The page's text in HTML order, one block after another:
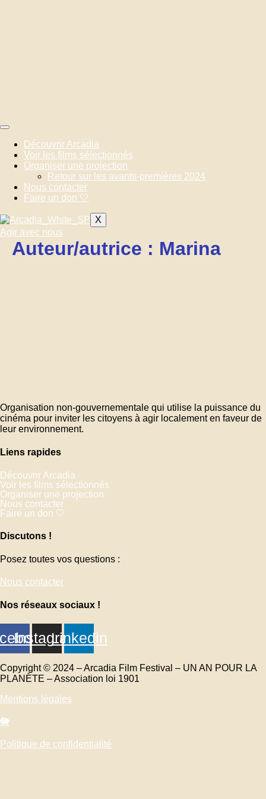
Découvrir Arcadia
Voir les films sélectionnés
Organiser une projection
Retour sur les avants-premières 2024
Nous contacter
Faire un don 🤍
X
Agir avec nous
Auteur/autrice : Marina
Organisation non-gouvernementale qui utilise la puissance du
cinéma pour inviter les citoyens à agir localement en faveur de
leur environnement.
Liens rapides
Découvrir Arcadia
Voir les films sélectionnés
Organiser une projection
Nous contacter
Faire un don 🤍
Discutons !
Posez toutes vos questions :
Nous contacter
Nos réseaux sociaux !
Instagram
Linkedin
Copyright © 2024 – Arcadia Film Festival – UN AN POUR LA
PLANÈTE – Association loi 1901
Mentions légales
🐘
Politique de confidentialité